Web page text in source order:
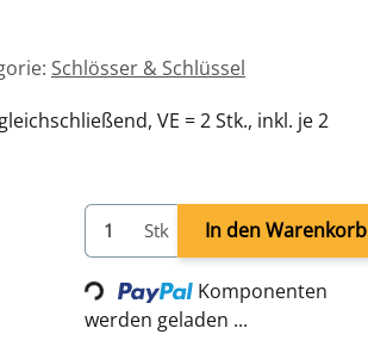
Schlösser & Schlüssel
VE = 2 Stk., inkl. je 2
Stk In den Warenkorb
Loading...
Komponenten
werden geladen ...